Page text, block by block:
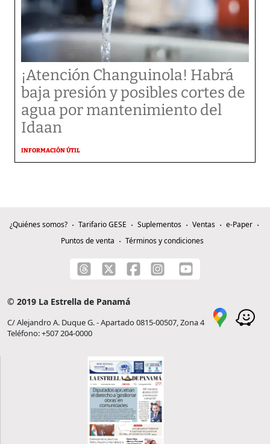
¡Atención Changuinola! Habrá
baja presión y posibles cortes de
agua por mantenimiento del
Idaan
INFORMACIÓN ÚTIL
¿Quiénes somos? Tarifario GESE Suplementos Ventas
e-Paper
Puntos de venta
Términos y condiciones
© 2019 La Estrella de Panamá
C/ Alejandro A. Duque G. - Apartado 0815-00507, Zona 4
Teléfono: +507 204-0000